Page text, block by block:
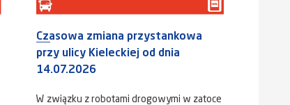
Czasowa zmiana przystankowa
przy ulicy Kieleckiej od dnia
14.07.2026
W związku z robotami drogowymi w zatoce